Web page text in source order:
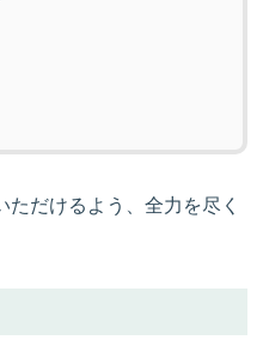
だけるよう、全力を尽く